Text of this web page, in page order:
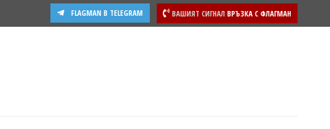
ВАШИЯТ СИГНАЛ ВРЪЗКА С ФЛАГМАН
FLAGMAN В TELEGRAM